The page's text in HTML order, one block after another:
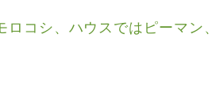
コシ、ハウスではピーマン